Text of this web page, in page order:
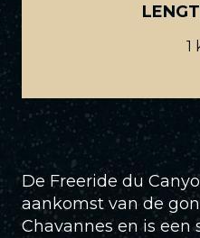
1
De Freeride du
aankomst van de
Chavannes en is een